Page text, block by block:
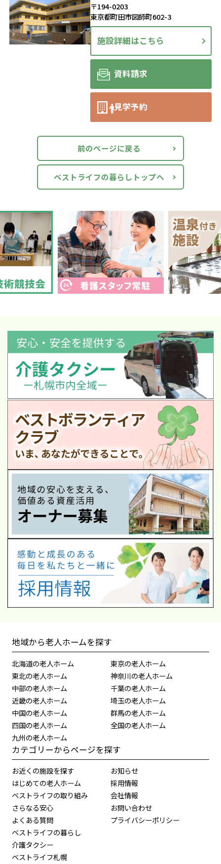
〒194-0203
東京都町田市図師町602-3
施設詳細はこちら
資料請求
見学予約
前のページに戻る
ベストライフの暮らしトップへ
地域から老人ホームを探す
北海道の老人ホーム
東北の老人ホーム
中部の老人ホーム
近畿の老人ホーム
中国の老人ホーム
四国の老人ホーム
九州の老人ホーム
東京の老人ホーム
神奈川の老人ホーム
千葉の老人ホーム
埼玉の老人ホーム
群馬の老人ホーム
全国の老人ホーム
カテゴリーからページを探す
お近くの施設を探す
はじめての老人ホーム
ベストライフの取り組み
さらなる安心
よくある質問
ベストライフの暮らし
介護タクシー
ベストライフ札幌
お知らせ
採用情報
会社情報
お問い合わせ
プライバシーポリシー